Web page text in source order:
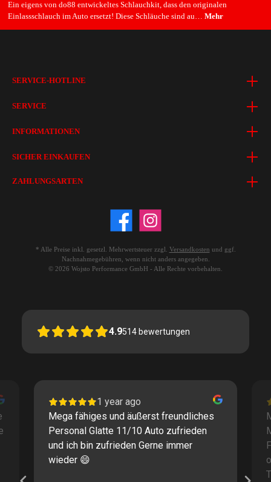
Ein eigens von do88 entwickeltes Schlauchkit, dass den originalen
Einlassschlauch im Auto ersetzt! Diese Schläuche sind au… Mehr
SERVICE-HOTLINE
SERVICE
INFORMATIONEN
SICHER EINKAUFEN
ZAHLUNGSARTEN
* Alle Preise inkl. gesetzl. Mehrwertsteuer zzgl. Versandkosten und ggf.
Nachnahmegebühren, wenn nicht anders angegeben.
© 2026 Wojsto Performance GmbH - Alle Rechte vorbehalten.
4.9514 bewertungen
1 year ago
Mega fähiges und äußerst freundliches
Personal Glatte 11/10 Auto zufrieden
und ich bin zufrieden Gerne immer
wieder 😄